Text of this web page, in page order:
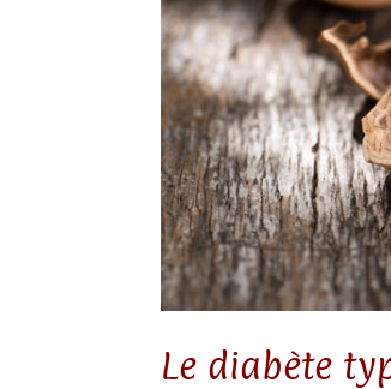
Le diabète